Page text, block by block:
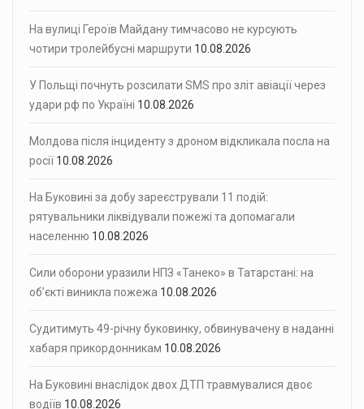
На вулиці Героїв Майдану тимчасово не курсують
чотири тролейбусні маршрути 10.08.2026
У Польщі почнуть розсилати SMS про зліт авіації через
удари рф по Україні 10.08.2026
Молдова після інциденту з дроном відкликала посла на
росії 10.08.2026
На Буковині за добу зареєстрували 11 подій:
рятувальники ліквідували пожежі та допомагали
населенню 10.08.2026
Сили оборони уразили НПЗ «Танеко» в Татарстані: на
об’єкті виникла пожежа 10.08.2026
Судитимуть 49-річну буковинку, обвинувачену в наданні
хабаря прикордонникам 10.08.2026
На Буковині внаслідок двох ДТП травмувалися двоє
водіїв 10.08.2026